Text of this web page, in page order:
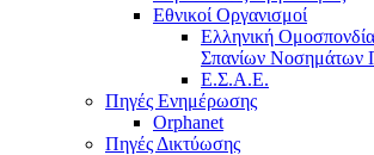
Εθνικοί Οργανισμοί
Ελληνική
Σπανίων Νοσημάτων
Ε.Σ.Α.Ε.
Πηγές Ενημέρωσης
Orphanet
Πηγές Δικτύωσης